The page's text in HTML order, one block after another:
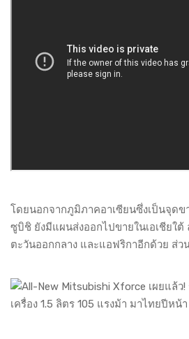
โดยนอกจากภูมิภาคอาเซียนซึ่งเป็นจุด
ซูบิชิ ยังมีแผนส่งออกไปขายในเอเชียใต้
ตะวันออกกลาง และแอฟริกาอีกด้วย ส่